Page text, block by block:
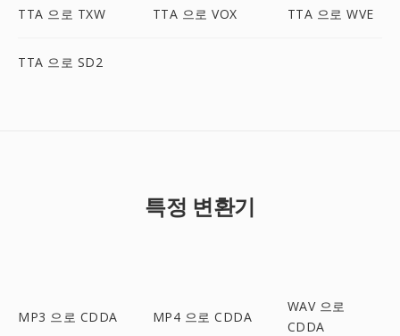
TTA 으로 TXW TTA 으로 VOX TTA 으로 WVE
TTA 으로 SD2
특정 변환기
MP3 으로 CDDA MP4 으로 CDDA
WAV 으로
CDDA